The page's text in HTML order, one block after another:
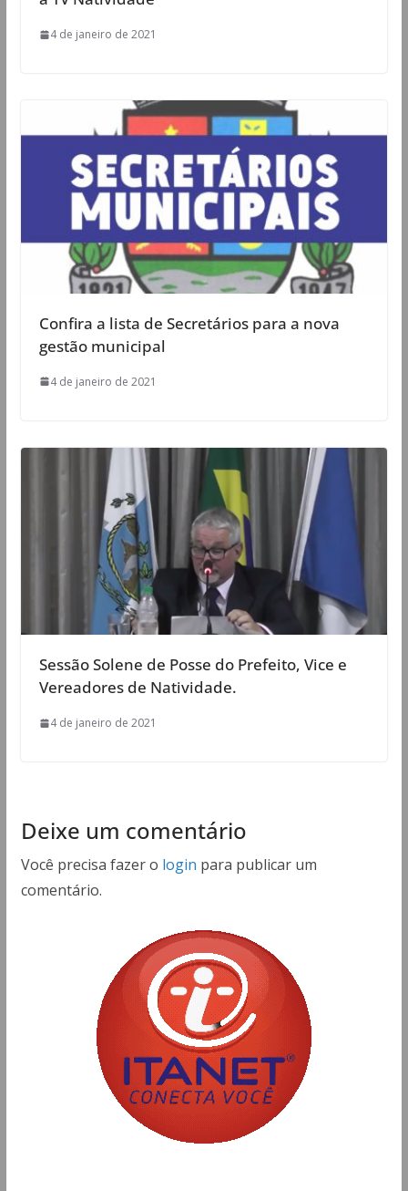
4 de janeiro de 2021
Confira a lista de Secretários para a nova
gestão municipal
4 de janeiro de 2021
Sessão Solene de Posse do Prefeito, Vice e
Vereadores de Natividade.
4 de janeiro de 2021
Deixe um comentário
Você precisa fazer o login para publicar um
comentário.